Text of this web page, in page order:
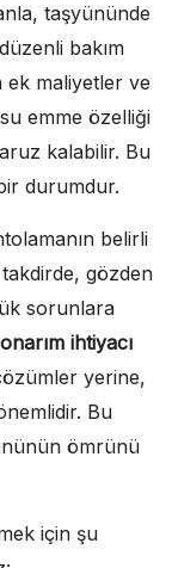
taşyününde
bakım
maliyetler ve
emme özelliği
kalabilir. Bu
durumdur.
belirli
gözden
sorunlara
ihtiyacı
yerine,
Bu
ömrünü
için şu